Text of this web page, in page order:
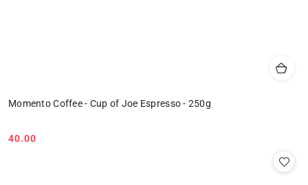
Momento Coffee - Cup of Joe Espresso - 250g
Cena:
40.00